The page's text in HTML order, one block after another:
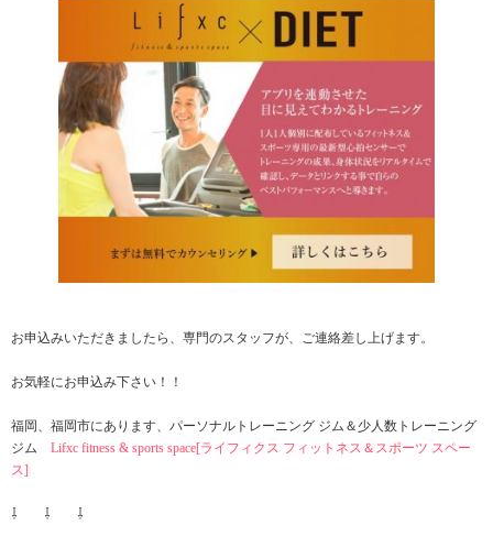
お申込みいただきましたら、専門のスタッフが、ご連絡差し上げます。
お気軽にお申込み下さい！！
福岡、福岡市にあります、パーソナルトレーニング ジム＆少人数トレーニング
ジム Lifxc fitness & sports space[ライフィクス フィットネス＆スポーツ スペー
ス]
⇩ ⇩ ⇩